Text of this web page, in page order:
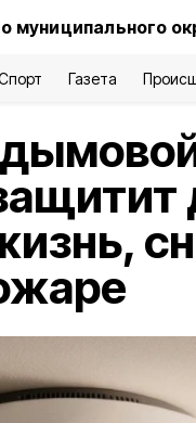
муниципального
Газета